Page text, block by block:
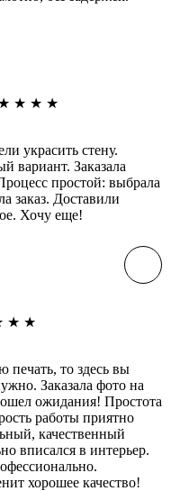
★ ★ ★
украсить стену.
вариант. Заказала
простой: выбрала
заказ. Доставили
Хочу еще!
★ ★
печать, то здесь вы
Заказала фото на
ожидания! Простота
работы приятно
качественный
вписался в интерьер.
хорошее качество!